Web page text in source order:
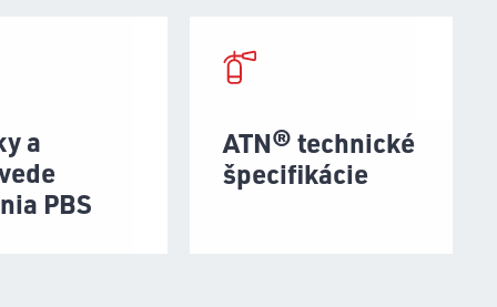
a
PBS
ATN® technické
špecifikácie